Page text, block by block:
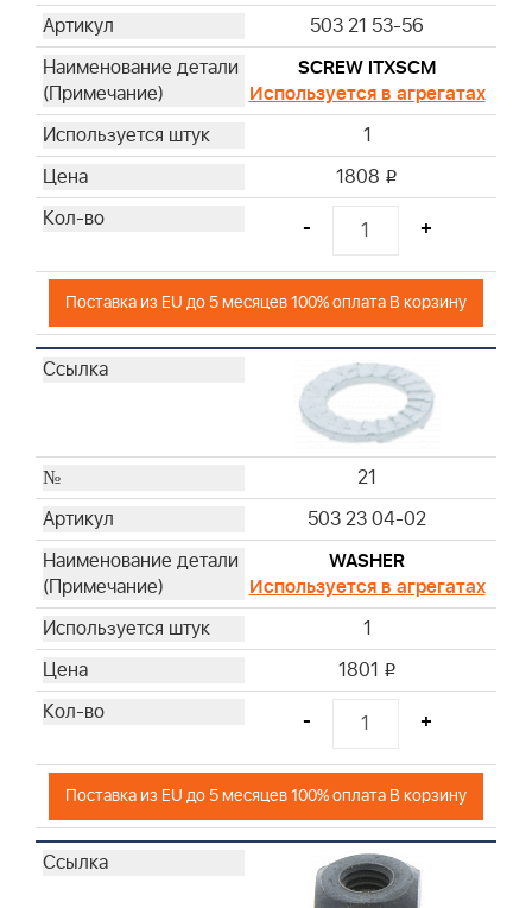
503 21 53-56
SCREW ITXSCM
Используется в агрегатах
1
1808 i
- +
Поставка из EU до 5 месяцев 100% оплата В корзину
21
503 23 04-02
WASHER
Используется в агрегатах
1
1801 i
- +
Поставка из EU до 5 месяцев 100% оплата В корзину